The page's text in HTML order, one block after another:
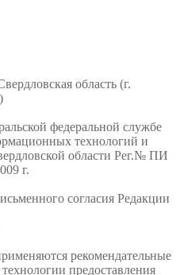
область (г.
федеральной службе
технологий и
области Рег.№ ПИ
г.
согласия Редакции
рекомендательные
предоставления